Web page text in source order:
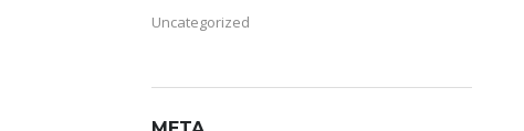
Uncategorized